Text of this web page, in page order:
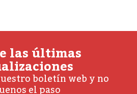
las últimas
boletín web y no
el paso